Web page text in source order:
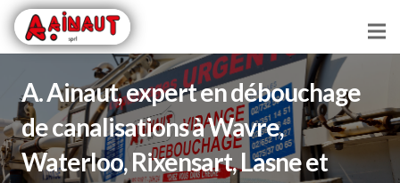
Chauffage
Plomberie
Vitrerie
A. Ainaut, expert en débouchage
de canalisations à Wavre,
Waterloo, Rixensart, Lasne et